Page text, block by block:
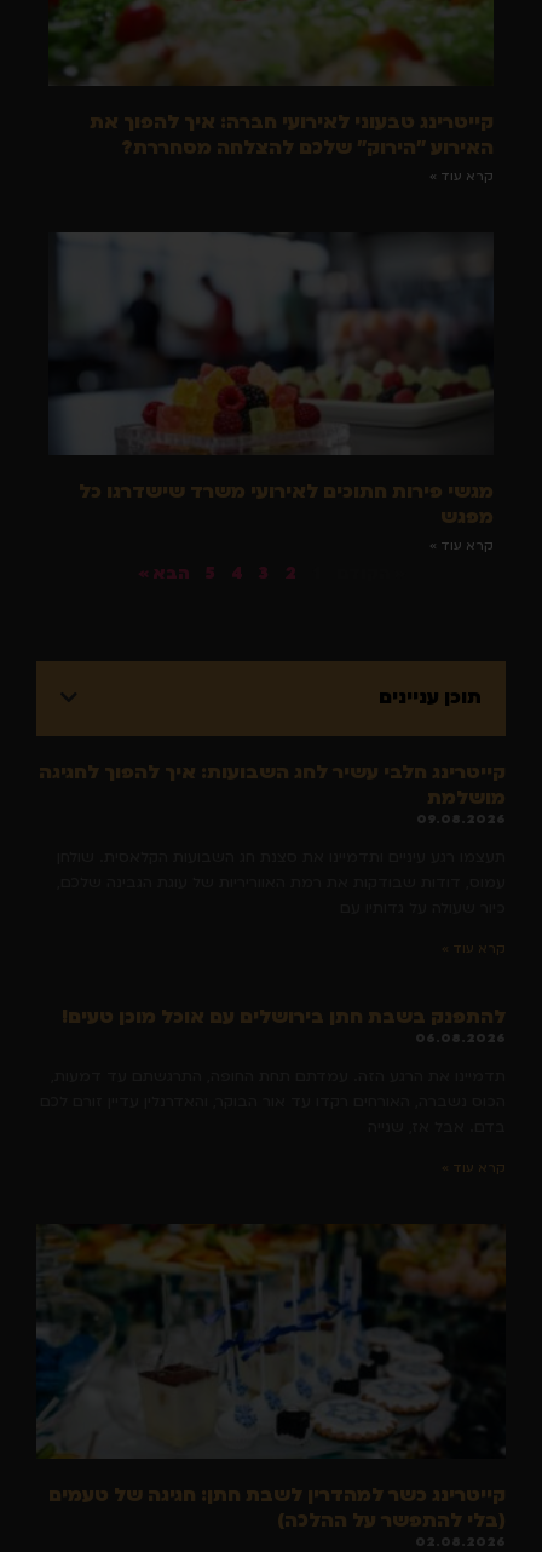
קייטרינג טבעוני לאירועי חברה: איך להפוך את
האירוע "הירוק" שלכם להצלחה מסחררת?
קרא עוד »
מגשי פירות חתוכים לאירועי משרד שישדרגו כל
מפגש
קרא עוד »
2
3
4
5 הבא »
תוכן עניינים
קייטרינג חלבי עשיר לחג השבועות: איך להפוך לחגיגה
מושלמת
09.08.2026
קרא עוד »
להתפנק בשבת חתן בירושלים עם אוכל מוכן טעים!
06.08.2026
קרא עוד »
קייטרינג כשר למהדרין לשבת חתן: חגיגה של טעמים
(בלי להתפשר על ההלכה)
02.08.2026